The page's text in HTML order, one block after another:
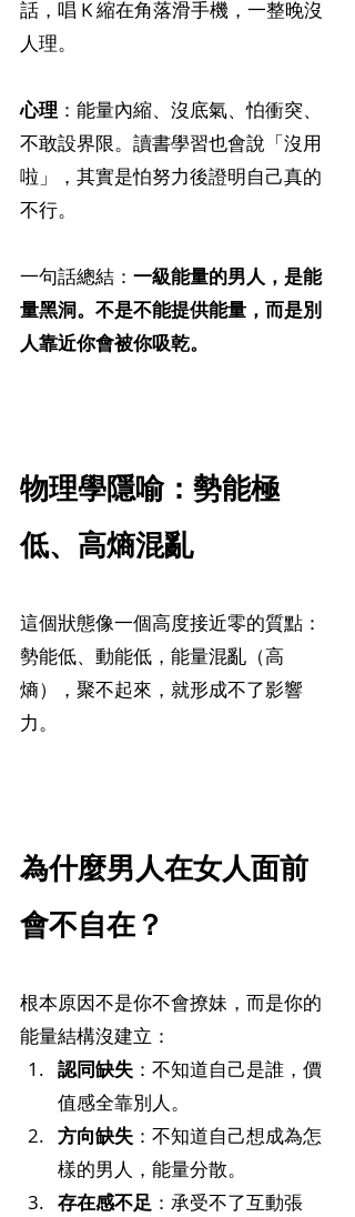
話，唱 K 縮在角落滑手機，一整晚沒
人理。
心理 ：能量內縮、沒底氣、怕衝突、
不敢設界限。讀書學習也會說「沒用
啦」，其實是怕努力後證明自己真的
不行。
一句話總結： 一級能量的男人，是能
量黑洞。不是不能提供能量，而是別
人靠近你會被你吸乾。
物理學隱喻：勢能極
低、高熵混亂
這個狀態像一個高度接近零的質點：
勢能低、動能低，能量混亂（高
熵），聚不起來，就形成不了影響
力。
為什麼男人在女人面前
會不自在？
根本原因不是你不會撩妹，而是你的
能量結構沒建立：
認同缺失 ：不知道自己是誰，價
值感全靠別人。
方向缺失 ：不知道自己想成為怎
樣的男人，能量分散。
存在感不足 ：承受不了互動張